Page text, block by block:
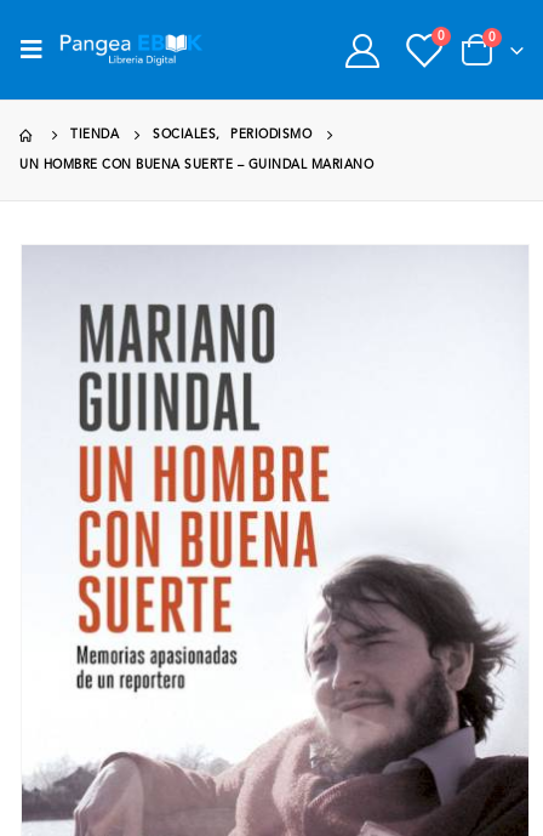
0 0
TIENDA SOCIALES, PERIODISMO
UN HOMBRE CON BUENA SUERTE – GUINDAL MARIANO